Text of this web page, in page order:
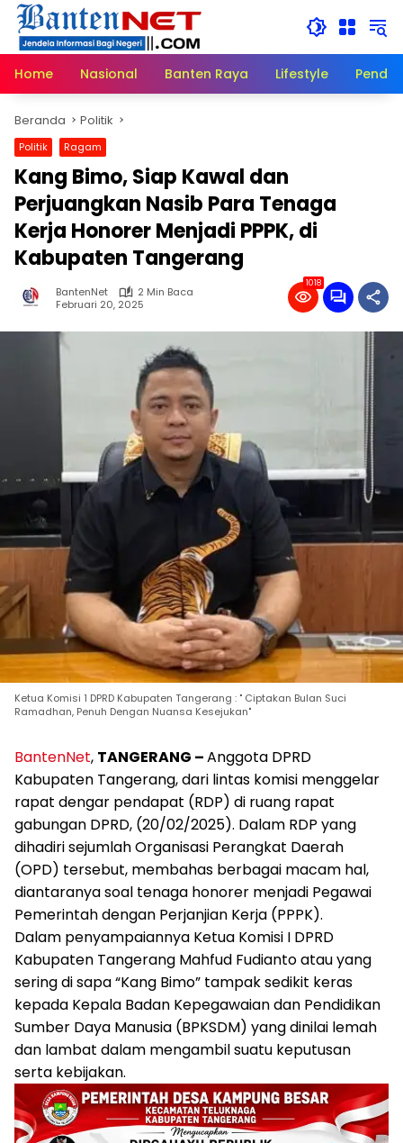
Langsung
konten
Home
Nasional Banten Raya Lifestyle
Beranda Politik
Politik Ragam
Kang Bimo, Siap Kawal dan
Perjuangkan Nasib Para Tenaga
Kerja Honorer Menjadi PPPK, di
Kabupaten Tangerang
BantenNet
2 Min Baca
Februari 20, 2025
1018
Ketua Komisi 1 DPRD Kabupaten Tangerang : " Ciptakan Bulan Suci
Ramadhan, Penuh Dengan Nuansa Kesejukan"
BantenNet, TANGERANG –Anggota DPRD
Kabupaten Tangerang, dari lintas komisi menggelar
rapat dengar pendapat (RDP) di ruang rapat
gabungan DPRD, (20/02/2025). Dalam RDP yang
dihadiri sejumlah Organisasi Perangkat Daerah
(OPD) tersebut, membahas berbagai macam hal,
diantaranya soal tenaga honorer menjadi Pegawai
Pemerintah dengan Perjanjian Kerja (PPPK).
Dalam penyampaiannya Ketua Komisi I DPRD
Kabupaten Tangerang Mahfud Fudianto atau yang
sering di sapa “Kang Bimo” tampak sedikit keras
kepada Kepala Badan Kepegawaian dan Pendidikan
Sumber Daya Manusia (BPKSDM) yang dinilai lemah
dan lambat dalam mengambil suatu keputusan
serta kebijakan.